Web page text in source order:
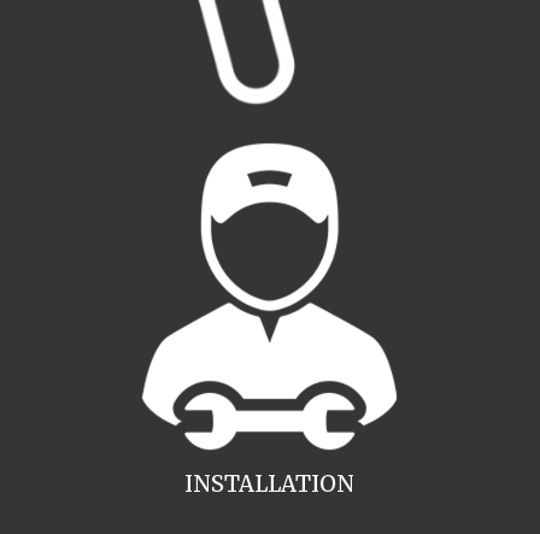
INSTALLATION